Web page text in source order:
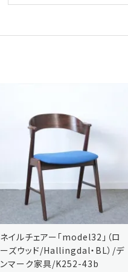
ネイルチェアー「model32」（ロ
ーズウッド/Hallingdal・BL）/デ
ンマーク家具/K252-43b